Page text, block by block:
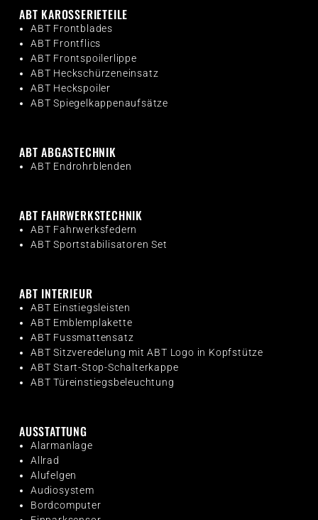
ABT KAROSSERIETEILE
ABT Frontblades
ABT Frontflics
ABT Frontspoilerlippe
ABT Heckschürzeneinsatz
ABT Heckspoiler
ABT Spiegelkappenaufsätze
ABT ABGASTECHNIK
ABT Endrohrblenden
ABT FAHRWERKSTECHNIK
ABT Fahrwerksfedern
ABT Sportstabilisatoren Set
ABT INTERIEUR
ABT Einstiegsleisten
ABT Emblemplakette
ABT Fussmattensatz
ABT Sitzveredelung mit ABT Logo in Kopfstütze
ABT Start-Stop-Schalterkappe
ABT Türeinstiegsbeleuchtung
AUSSTATTUNG
Alarmanlage
Allrad
Alufelgen
Audiosystem
Bordcomputer